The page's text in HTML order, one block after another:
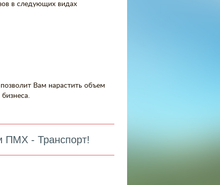
в следующих видах
Вам нарастить объем
ПМХ - Транспорт!